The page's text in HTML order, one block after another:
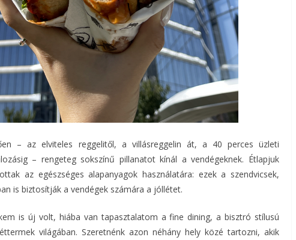
– az elviteles reggelitől, a villásreggelin át, a 40 perces üzleti
– rengeteg sokszínű pillanatot kínál a vendégeknek. Étlapjuk
az egészséges alapanyagok használatára: ezek a szendvicsek,
is biztosítják a vendégek számára a jóllétet.
is új volt, hiába van tapasztalatom a fine dining, a bisztró stílusú
világában. Szeretnénk azon néhány hely közé tartozni, akik